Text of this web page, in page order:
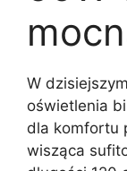
W
oświetlenia
dla komfortu
wisząca